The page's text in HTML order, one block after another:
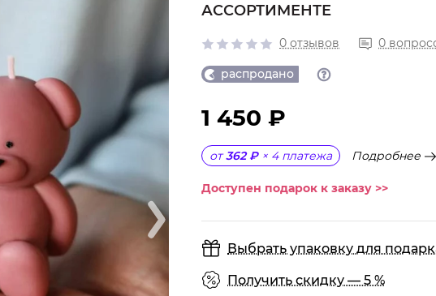
АССОРТИМЕНТЕ
0 отзывов 0
распродано
1 450 ₽
от 362 ₽ × 4 платежа Подробнее
Доступен подарок к заказу >>
Выбрать упаковку для
Получить скидку — 5 %